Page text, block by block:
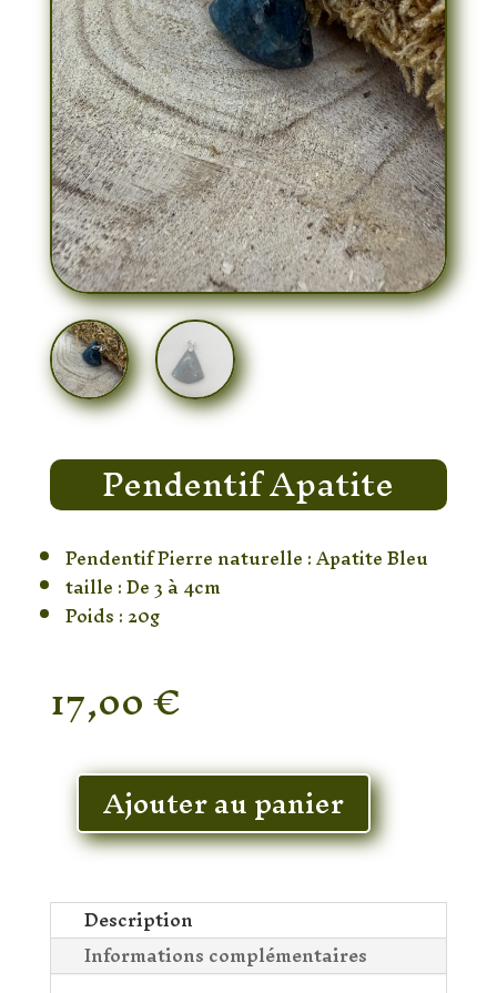
Pendentif Apatite
Pendentif Pierre naturelle : Apatite Bleu
taille : De 3 à 4cm
Poids : 20g
17,00€
En stock
quantité
Pendentif
Ajouter au panier
Description
Informations complémentaires